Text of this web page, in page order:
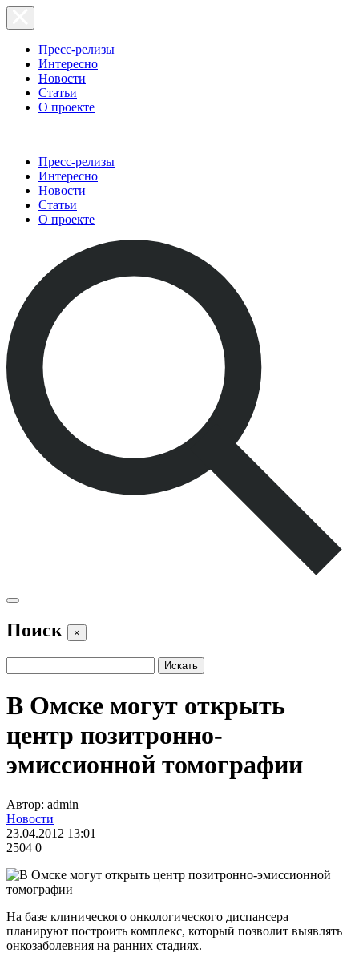
Пресс-релизы
Интересно
Новости
Статьи
О проекте
Пресс-релизы
Интересно
Новости
Статьи
О проекте
Поиск ×
В Омске могут открыть
центр позитронно-
эмиссионной томографии
Автор: admin
Новости
23.04.2012 13:01
2504 0
На базе клинического онкологического диспансера
планируют построить комплекс, который позволит выявлять
онкозаболевния на ранних стадиях.